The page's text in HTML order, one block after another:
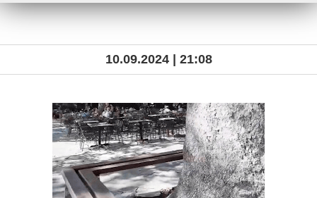
10.09.2024 | 21:08